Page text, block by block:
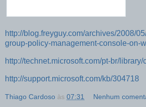
http://blog.freyguy.com/archives/2008/
group-policy-management-console-on-
http://technet.microsoft.com/pt-br/
http://support.microsoft.com/kb/304718
Thiago Cardoso às 07:31 Nenhum